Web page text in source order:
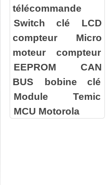
télécommande
Switch clé
LCD
compteur
Micro
moteur compteur
EEPROM
CAN
BUS
bobine clé
Module Temic
MCU Motorola